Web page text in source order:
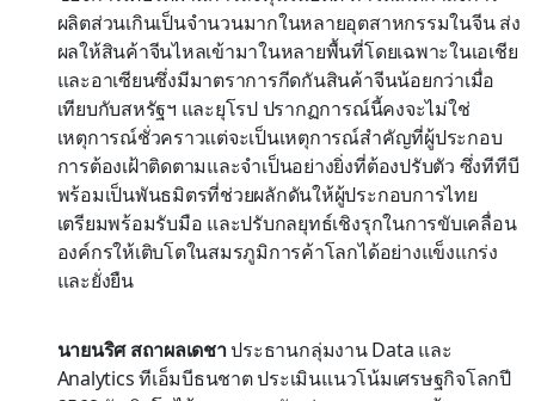
ผลิตส่วนเกินเป็นจำนวนมากในหลายอุตสาหกรรมในจีน ส่ง
ผลให้สินค้าจีนไหลเข้ามาในหลายพื้นที่โดยเฉพาะในเอเชีย
และอาเซียนซึ่งมีมาตราการกีดกันสินค้าจีนน้อยกว่าเมื่อ
เทียบกับสหรัฐฯ และยุโรป ปรากฏการณ์นี้คงจะไม่ใช่
เหตุการณ์ชั่วคราวแต่จะเป็นเหตุการณ์สำคัญที่ผู้ประกอบ
การต้องเฝ้าติดตามและจำเป็นอย่างยิ่งที่ต้องปรับตัว ซึ่งทีทีบี
พร้อมเป็นพันธมิตรที่ช่วยผลักดันให้ผู้ประกอบการไทย
เตรียมพร้อมรับมือ และปรับกลยุทธ์เชิงรุกในการขับเคลื่อน
องค์กรให้เติบโตในสมรภูมิการค้าโลกได้อย่างแข็งแกร่ง
และยั่งยืน
นายนริศ สถาผลเดชาประธานกลุ่มงาน Data และ
Analytics ทีเอ็มบีธนชาต ประเมินแนวโน้มเศรษฐกิจโลกปี